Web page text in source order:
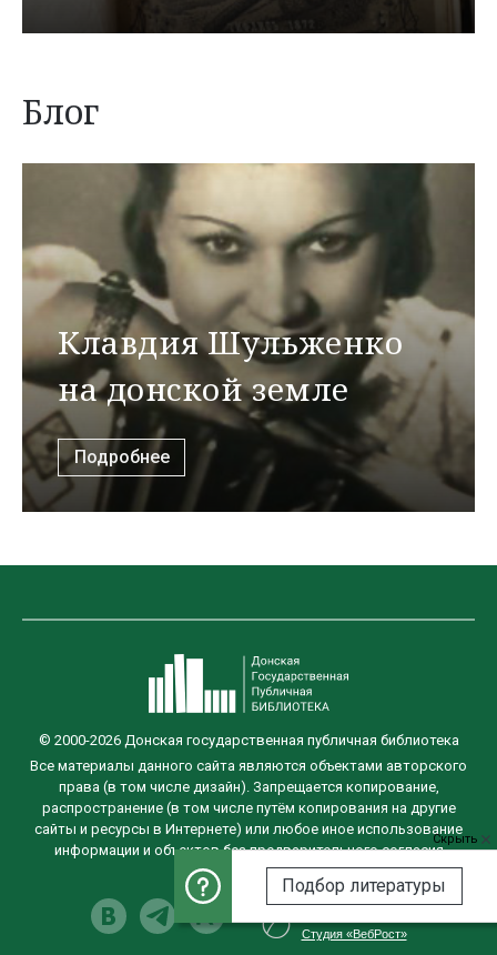
Блог
Клавдия Шульженко
на донской земле
Подробнее
Скрыть
Подбор литературы
© 2000-2026 Донская государственная публичная библиотека
Все материалы данного сайта являются объектами авторского
права (в том числе дизайн). Запрещается копирование,
распространение (в том числе путём копирования на другие
сайты и ресурсы в Интернете) или любое иное использование
информации и объектов без предварительного согласия
правообладателя.
Студия «ВебРост»